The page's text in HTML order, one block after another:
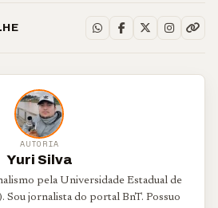
AUTORIA
Yuri Silva
pela Universidade Estadual de
Sou jornalista do portal BnT. Possuo